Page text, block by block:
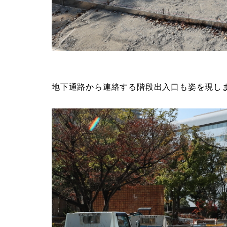
地下通路から連絡する階段出入口も姿を現し